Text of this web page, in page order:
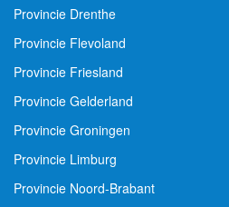
Provincie Drenthe
Provincie Flevoland
Provincie Friesland
Provincie Gelderland
Provincie Groningen
Provincie Limburg
Provincie Noord-Brabant